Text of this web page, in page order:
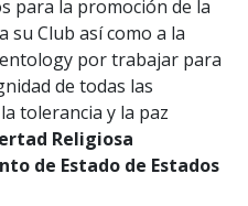
para la promoción de la
su Club así como a la
por trabajar para
de todas las
tolerancia y la paz
Religiosa
de Estado de Estados